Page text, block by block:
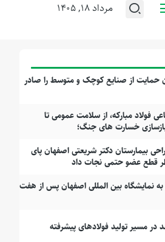
مرداد ۱۸, ۱۴۰۵
حمایت از صنایع کوچک و متوسط را صادر
فولاد مبارکه، از سلامت عمومی تا
خسارت های جنگ؛
بیمارستان دکتر شریعتی اصفهان پای
نمایشگاه بین المللی اصفهان پس از هفت
در مسیر تولید فولادهای پیشرفته